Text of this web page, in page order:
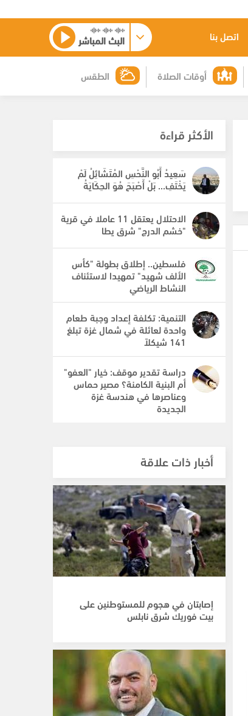
اتصل بنا البث المباشر
الطقس أوقات الصلاة
الأكثر قراءة
سَعِيدُ أَبُو النَّحْسِ المُتَشَائِلُ لَمْ
يَخْتَفِ... بَلْ أَصْبَحَ هُوَ الحِكَايَةُ
الاحتلال يعتقل 11 عاملا في قرية
"خشم الدرج" شرق يطا
فلسطين.. إطلاق بطولة "كأس
الألف شهيد" تمهيدا لاستئناف
النشاط الرياضي
التنمية: تكلفة إعداد وجبة طعام
واحدة لعائلة في شمال غزة تبلغ
141 شيكلاً
دراسة تقدير موقف: خيار "العفو"
أم البنية الكامنة؟ مصير حماس
وعناصرها في هندسة غزة
الجديدة
أخبار ذات علاقة
إصابتان في هجوم للمستوطنين على
بيت فوريك شرق نابلس